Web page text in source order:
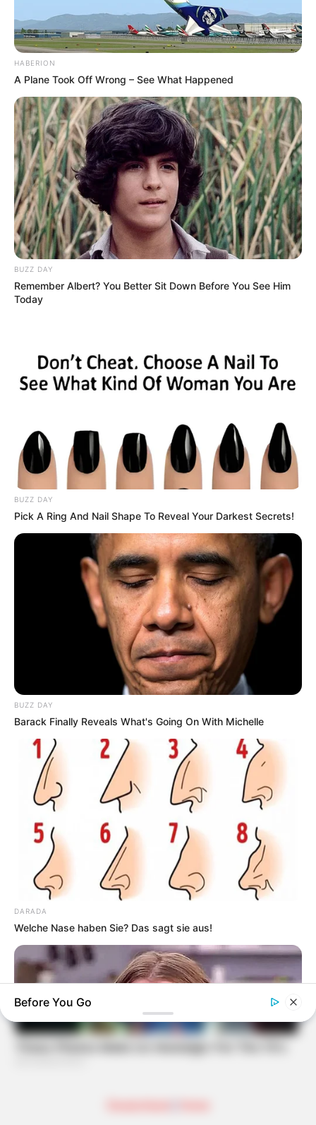
HABERION
A Plane Took Off Wrong – See What Happened
BUZZ DAY
Remember Albert? You Better Sit Down Before You See Him
Today
BUZZ DAY
Pick A Ring And Nail Shape To Reveal Your Darkest Secrets!
BUZZ DAY
Barack Finally Reveals What's Going On With Michelle
DARADA
Welche Nase haben Sie? Das sagt sie aus!
Before You Go